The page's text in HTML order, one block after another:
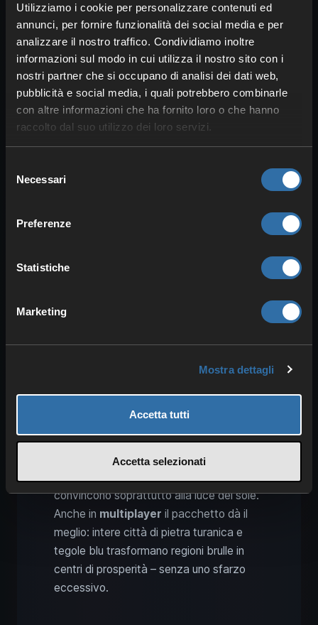
Utilizziamo i cookie per personalizzare contenuti ed
annunci, per fornire funzionalità dei social media e per
analizzare il nostro traffico. Condividiamo inoltre
informazioni sul modo in cui utilizza il nostro sito con i
nostri partner che si occupano di analisi dei dati web,
pubblicità e social media, i quali potrebbero combinarle
con altre informazioni che ha fornito loro o che hanno
raccolto dal suo utilizzo dei loro servizi.
delNecessari
Preferenze
Statistiche
Marketing
Mostra dettagli
Accetta tutti
Accetta selezionati
Nel mondo di Robert E. Howard,
tra le civiltà più potenti: un impero che
fonda la propria forza su commercio,
connette culture d’Oriente e d’Occidente.
varietà culturale di Conan Exiles.
Realizzazione tecnica:
costruzione e creazione. Nonostante
l’abbondanza di oggetti, leprestazioni
restano stabili; le texture sono
convincono soprattutto alla luce del sole.
Anche in multiplayer il pacchetto dà il
meglio: intere città di pietra turanica e
tegole blu trasformano regioni brulle in
centri di prosperità – senza uno sfarzo
eccessivo.